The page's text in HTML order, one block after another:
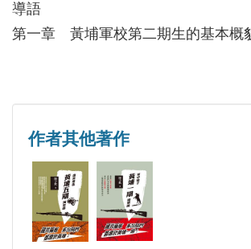
導語
第一章 黃埔軍校第二期生的基本概
第一節 第二期生數量考證和學籍
第二節 第二期生「畢業證書」
第三節 第二期生畢業前後分發
第二章 部分第二期生入學前受教育與
第三章 中國國民黨第二期生在軍校、
警務等方面情況
第一節 中央軍事政治學校的「清
作者其他著作